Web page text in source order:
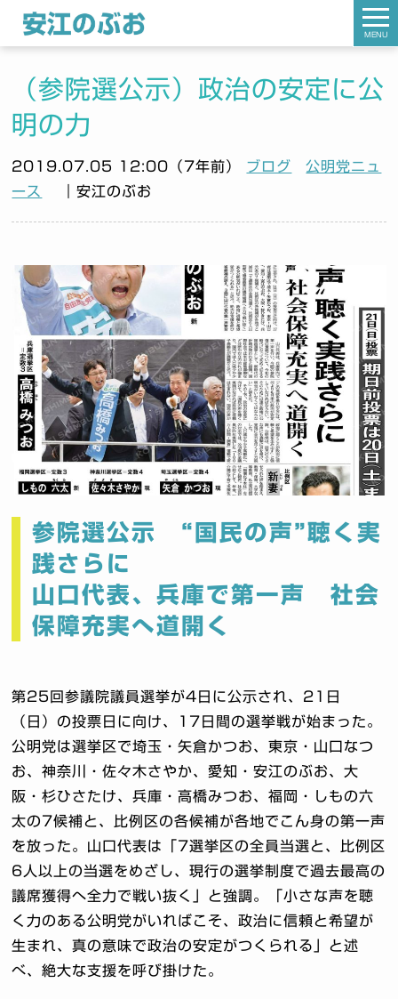
（参院選公示）政治の安定に公
明の力
2019.07.05 12:00（7年前） ブログ
公明党ニュ
ース
｜安江のぶお
参院選公示 “国民の声”聴く実
践さらに
山口代表、兵庫で第一声 社会
保障充実へ道開く
第25回参議院議員選挙が4日に公示され、21日
（日）の投票日に向け、17日間の選挙戦が始まった。
公明党は選挙区で埼玉・矢倉かつお、東京・山口なつ
お、神奈川・佐々木さやか、愛知・安江のぶお、大
阪・杉ひさたけ、兵庫・高橋みつお、福岡・しもの六
太の7候補と、比例区の各候補が各地でこん身の第一声
を放った。山口代表は「7選挙区の全員当選と、比例区
6人以上の当選をめざし、現行の選挙制度で過去最高の
議席獲得へ全力で戦い抜く」と強調。「小さな声を聴
く力のある公明党がいればこそ、政治に信頼と希望が
生まれ、真の意味で政治の安定がつくられる」と述
べ、絶大な支援を呼び掛けた。
MENU